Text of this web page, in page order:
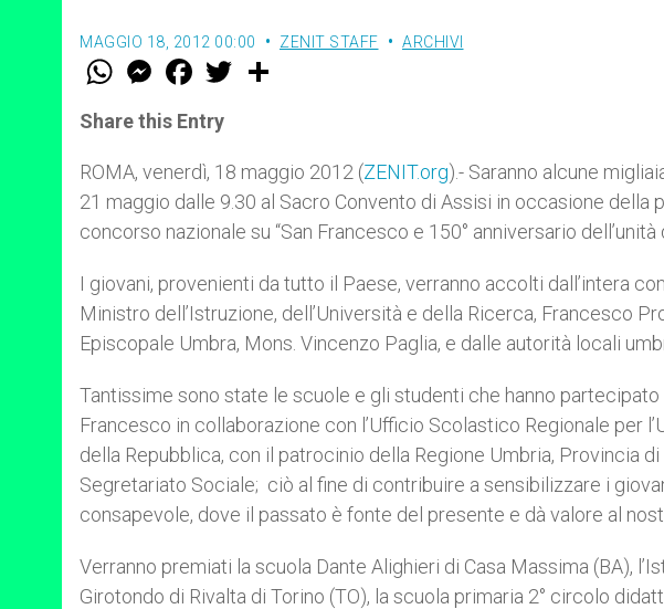
MAGGIO 18, 2012 00:00 ZENIT STAFF ARCHIVI
W
t
s
p
p
M
e
s
e
g
e
r
F
a
e
b
o
k
w
r
Share this Entry
ROMA, venerdì, 18 maggio 2012 (ZENIT.org).- Saranno alcune
21 maggio dalle 9.30 al Sacro Convento di Assisi in occasione della
concorso nazionale su “San Francesco e 150° anniversario dell’unità
I giovani, provenienti da tutto il Paese, verranno accolti dall’intera
Ministro dell’Istruzione, dell’Università e della Ricerca, Francesco
Episcopale Umbra, Mons. Vincenzo Paglia, e dalle autorità locali
Tantissime sono state le scuole e gli studenti che hanno partecipato
Francesco in collaborazione con l’Ufficio Scolastico Regionale per
della Repubblica, con il patrocinio della Regione Umbria, Provincia
Segretariato Sociale; ciò al fine di contribuire a sensibilizzare i
consapevole, dove il passato è fonte del presente e dà valore al
Verranno premiati la scuola Dante Alighieri di Casa Massima (BA),
Girotondo di Rivalta di Torino (TO), la scuola primaria 2° circolo